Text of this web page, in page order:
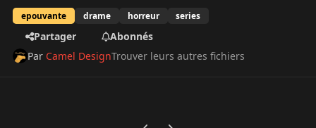
epouvante drame horreur series
Partager
Abonnés
Par Camel DesignTrouver leurs autres fichiers
Previous carousel slide
Next carousel slide